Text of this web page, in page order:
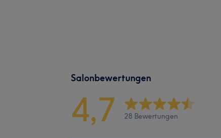
Salonbewertungen
4,7 28 Bewertungen